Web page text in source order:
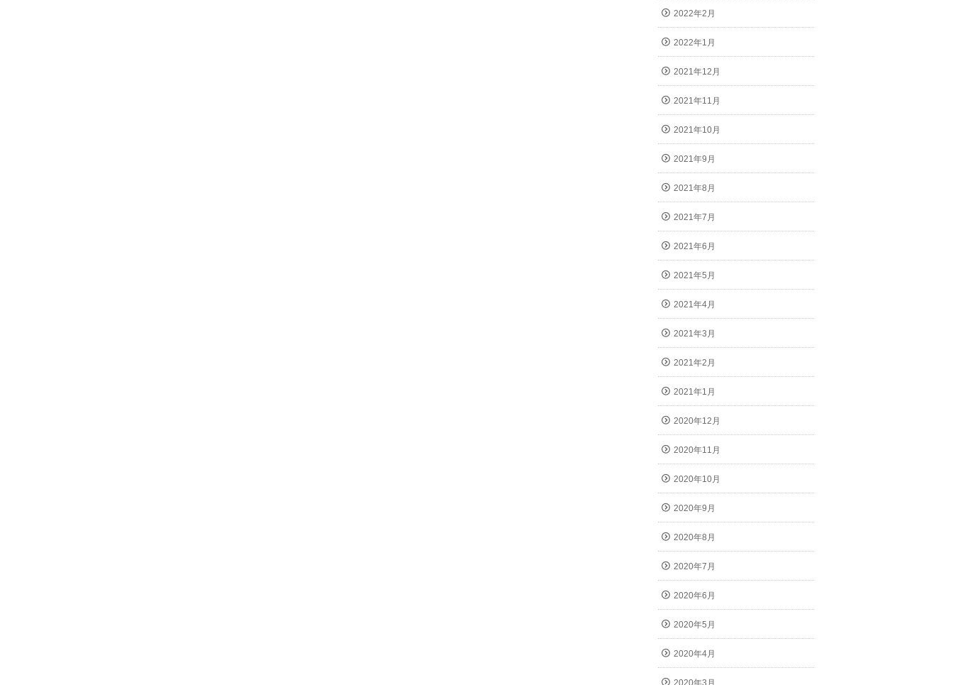
2022年2月
2022年1月
2021年12月
2021年11月
2021年10月
2021年9月
2021年8月
2021年7月
2021年6月
2021年5月
2021年4月
2021年3月
2021年2月
2021年1月
2020年12月
2020年11月
2020年10月
2020年9月
2020年8月
2020年7月
2020年6月
2020年5月
2020年4月
2020年3月